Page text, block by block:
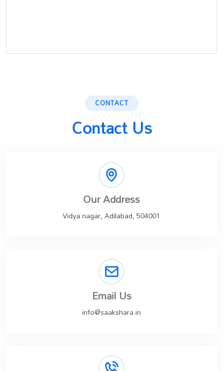
CONTACT
Contact Us
Our Address
Vidya nagar, Adilabad, 504001
Email Us
info@saakshara.in